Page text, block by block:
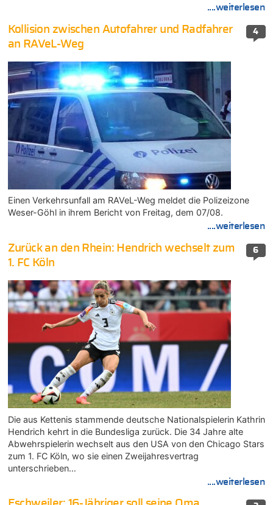
....weiterlesen
4
Kollision zwischen Autofahrer und Radfahrer
an RAVeL-Weg
Einen Verkehrsunfall am RAVeL-Weg meldet die Polizeizone
Weser-Göhl in ihrem Bericht von Freitag, dem 07/08.
....weiterlesen
6
Zurück an den Rhein: Hendrich wechselt zum
1. FC Köln
Die aus Kettenis stammende deutsche Nationalspielerin Kathrin
Hendrich kehrt in die Bundesliga zurück. Die 34 Jahre alte
Abwehrspielerin wechselt aus den USA von den Chicago Stars
zum 1. FC Köln, wo sie einen Zweijahresvertrag
unterschrieben…
....weiterlesen